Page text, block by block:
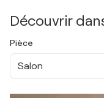
Découvrir
Pièce
Salon